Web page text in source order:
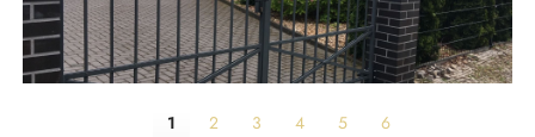
1 2 3 4 5 6